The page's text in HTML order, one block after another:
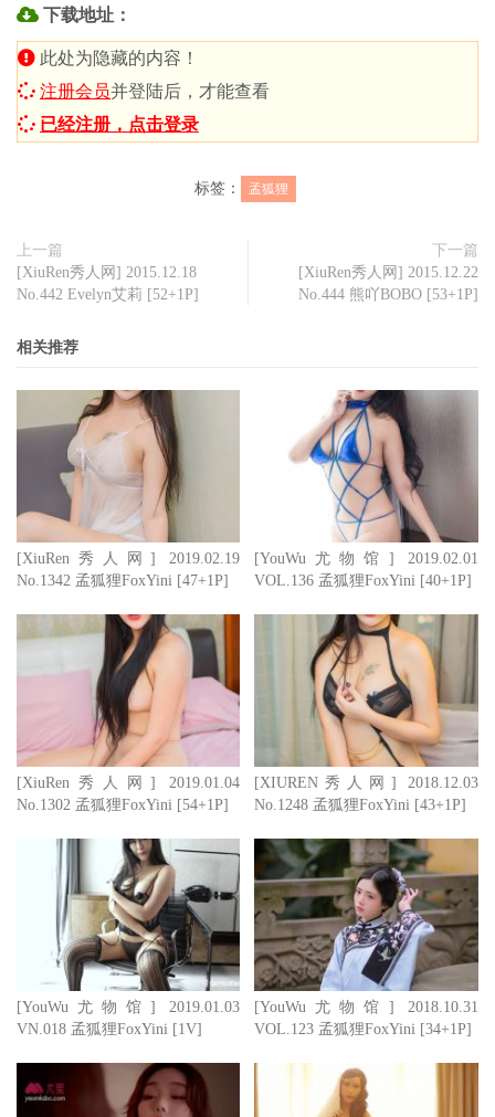
下载地址：
此处为隐藏的内容！
注册会员并登陆后，才能查看
已经注册，点击登录
标签： 孟狐狸
上一篇
[XiuRen秀人网] 2015.12.18
No.442 Evelyn艾莉 [52+1P]
下一篇
[XiuRen秀人网] 2015.12.22
No.444 熊吖BOBO [53+1P]
相关推荐
[XiuRen秀人网] 2019.02.19
No.1342 孟狐狸FoxYini [47+1P]
[YouWu尤物馆] 2019.02.01
VOL.136 孟狐狸FoxYini [40+1P]
[XiuRen秀人网] 2019.01.04
No.1302 孟狐狸FoxYini [54+1P]
[XIUREN秀人网] 2018.12.03
No.1248 孟狐狸FoxYini [43+1P]
[YouWu尤物馆] 2019.01.03
VN.018 孟狐狸FoxYini [1V]
[YouWu尤物馆] 2018.10.31
VOL.123 孟狐狸FoxYini [34+1P]